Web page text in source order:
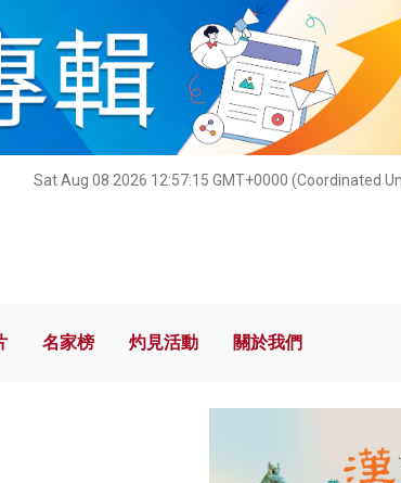
Sat Aug 08 2026 12:57:16 GMT+0000 (Coordinated
片 名家榜 灼見活動 關於我們
名家榜 灼見活動 關於我們